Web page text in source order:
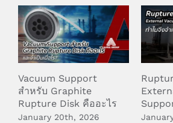
Vacuum Support
สำหรับ Graphite
Rupture Disk คืออะไร
January 20th, 2026